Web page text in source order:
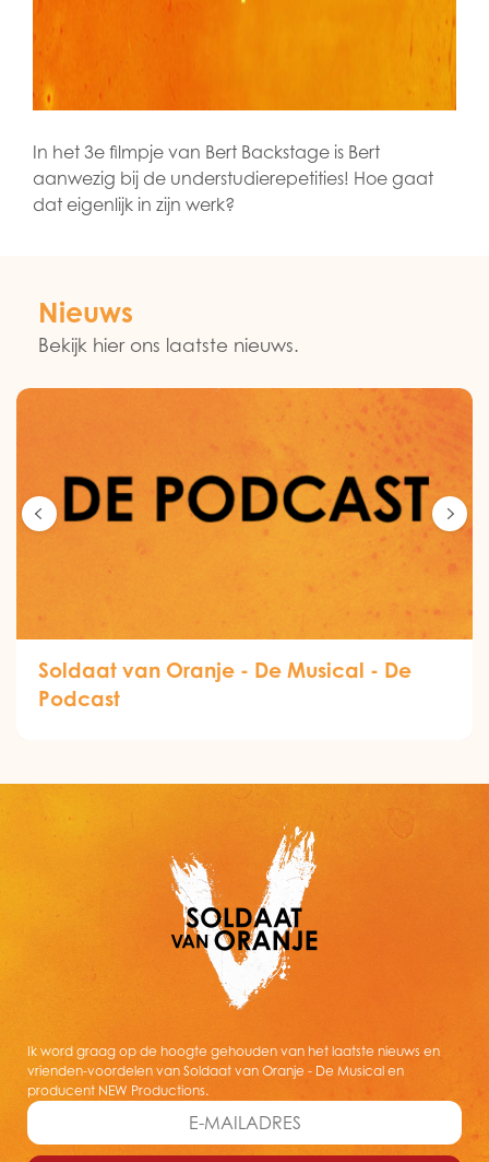
In het 3e filmpje van Bert Backstage is Bert
aanwezig bij de understudierepetities! Hoe gaat
dat eigenlijk in zijn werk?
Nieuws
Bekijk hier ons laatste nieuws.
Soldaat van Oranje - De Musical - De
Podcast
Ik word graag op de hoogte gehouden van het laatste nieuws en
vrienden-voordelen van Soldaat van Oranje - De Musical en
producent NEW Productions.